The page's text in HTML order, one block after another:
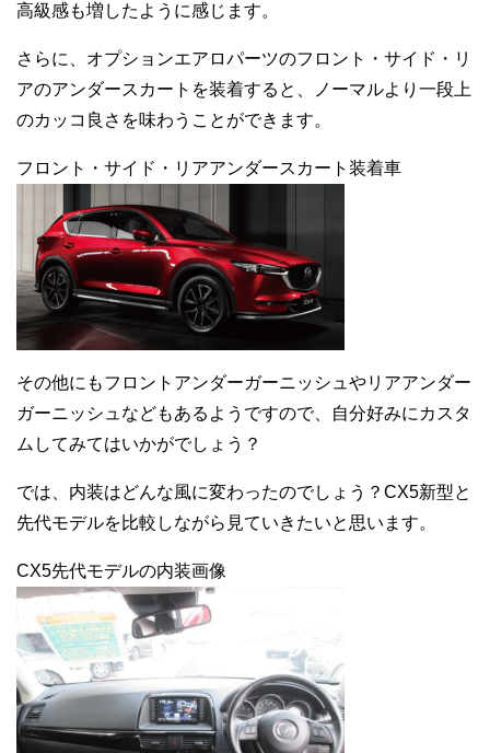
高級感も増したように感じます。
さらに、オプションエアロパーツのフロント・サイド・リ
アのアンダースカートを装着すると、ノーマルより一段上
のカッコ良さを味わうことができます。
フロント・サイド・リアアンダースカート装着車
その他にもフロントアンダーガーニッシュやリアアンダー
ガーニッシュなどもあるようですので、自分好みにカスタ
ムしてみてはいかがでしょう？
では、内装はどんな風に変わったのでしょう？CX5新型と
先代モデルを比較しながら見ていきたいと思います。
CX5先代モデルの内装画像